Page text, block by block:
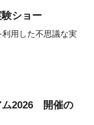
ショー
用した不思議な実
ム2026 開催の